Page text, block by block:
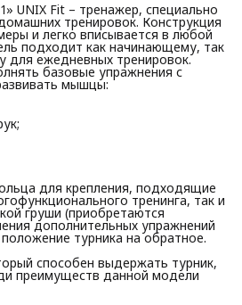
UNIX Fit – тренажер, специально
тренировок. Конструкция
и легко вписывается в любой
подходит как начинающему, так
для ежедневных тренировок.
базовые упражнения с
мышцы:
для крепления, подходящие
тренинга, так и
груши (приобретаются
дополнительных упражнений
турника на обратное.
способен выдержать турник,
преимуществ данной модели